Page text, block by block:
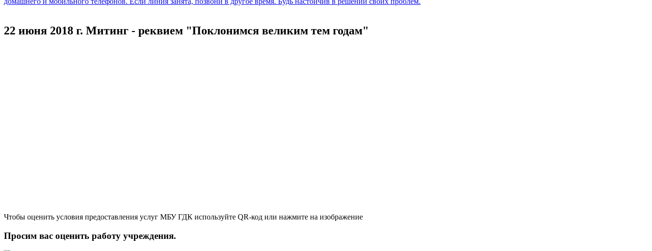
22 июня 2018 г. Митинг - реквием "Поклонимся великим тем годам"
Чтобы оценить условия предоставления услуг МБУ ГДК используйте QR-код или нажмите на изображение
Просим вас оценить работу учреждения.